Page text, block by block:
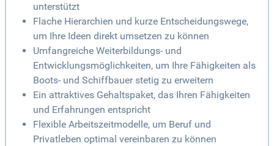
unterstützt
Flache Hierarchien und kurze Entscheidungswege,
um Ihre Ideen direkt umsetzen zu können
Umfangreiche Weiterbildungs- und
Entwicklungsmöglichkeiten, um Ihre Fähigkeiten als
Boots- und Schiffbauer stetig zu erweitern
Ein attraktives Gehaltspaket, das Ihren Fähigkeiten
und Erfahrungen entspricht
Flexible Arbeitszeitmodelle, um Beruf und
Privatleben optimal vereinbaren zu können